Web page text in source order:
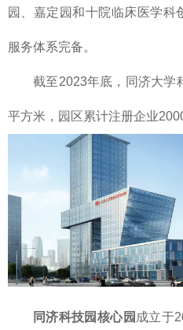
园、嘉定园和十院临床医学科
服务体系完备。
截至2023年底，同济大学
平方米，园区累计注册企业
同济科技园核心园 成立于